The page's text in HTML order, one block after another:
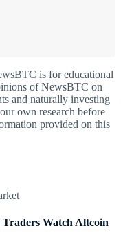
is for educational
of NewsBTC on
and naturally investing
own research before
provided on this
Watch Altcoin